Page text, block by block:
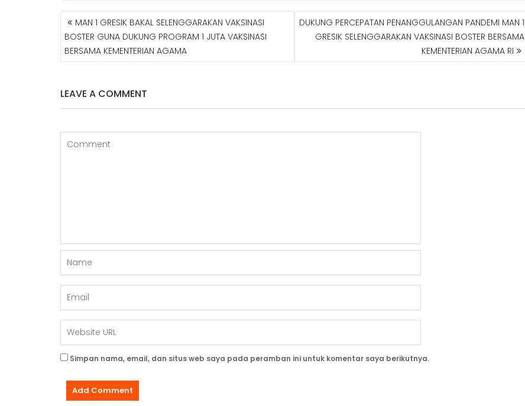
N
A
V
A
S
P
O
MAN 1 GRESIK BAKAL SELENGGARAKAN VAKSINASI
BOSTER GUNA DUKUNG PROGRAM 1 JUTA VAKSINASI
BERSAMA KEMENTERIAN AGAMA
DUKUNG PERCEPATAN PENANGGULANGAN PANDEMI MAN 1
GRESIK SELENGGARAKAN VAKSINASI BOSTER BERSAMA
KEMENTERIAN AGAMA RI
LEAVE A COMMENT
Simpan nama, email, dan situs web saya pada peramban ini untuk komentar saya berikutnya.